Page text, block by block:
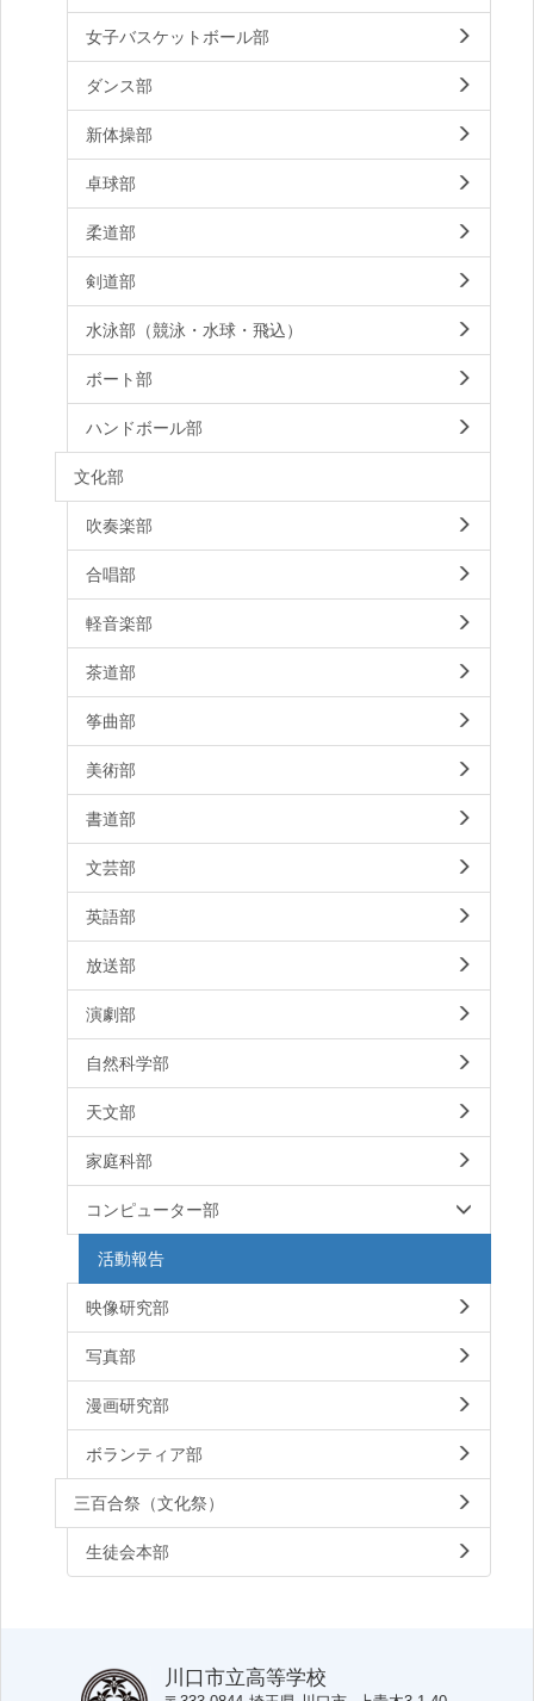
女子バスケットボール部
ダンス部
新体操部
卓球部
柔道部
剣道部
水泳部（競泳・水球・飛込）
ボート部
ハンドボール部
文化部
吹奏楽部
合唱部
軽音楽部
茶道部
筝曲部
美術部
書道部
文芸部
英語部
放送部
演劇部
自然科学部
天文部
家庭科部
コンピューター部
活動報告
映像研究部
写真部
漫画研究部
ボランティア部
三百合祭（文化祭）
生徒会本部
川口市立高等学校